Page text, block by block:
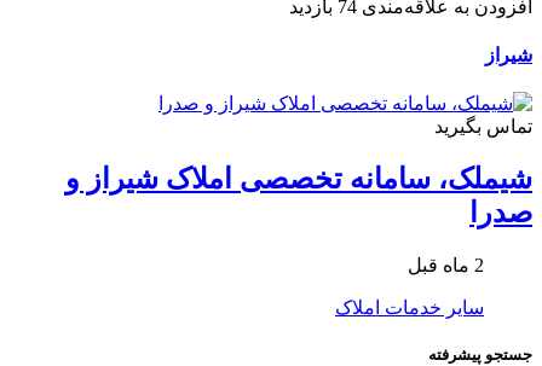
افزودن به علاقه‌مندی 74 بازدید
شیراز
تماس بگیرید
شیملک، سامانه تخصصی املاک شیراز و
صدرا
2 ماه قبل
سایر خدمات املاک
جستجو پیشرفته